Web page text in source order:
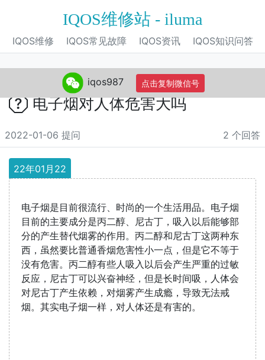
IQOS维修站 - iluma
IQOS维修 IQOS常见故障 IQOS资讯 IQOS知识问答
电子烟对人体危害大吗
2022-01-06 提问 2 个回答
22年01月22
电子烟是目前很流行、时尚的一个生活用品。电子烟
目前的主要成分是丙二醇、尼古丁，吸入以后能够部
分的产生替代烟雾的作用。丙二醇和尼古丁这两种东
西，虽然要比普通香烟危害性小一点，但是它不等于
没有危害。丙二醇有些人吸入以后会产生严重的过敏
反应，尼古丁可以兴奋神经，但是长时间吸，人体会
对尼古丁产生依赖，对烟雾产生成瘾，导致无法戒
烟。其实电子烟一样，对人体还是有害的。
iqos987 点击复制微信号